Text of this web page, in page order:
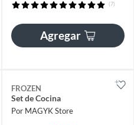
(7)
Agregar
FROZEN
Set de Cocina
Por MAGYK Store